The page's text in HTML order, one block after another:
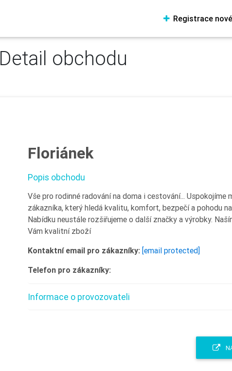
Registrace
Detail obchodu
Floriánek
Popis obchodu
Vše pro rodinné radování na doma i cestování... Uspokojíme
zákazníka, který hledá kvalitu, komfort, bezpečí a pohodu
Nabídku neustále rozšiřujeme o další značky a výrobky.
Vám kvalitní zboží
Kontaktní email pro zákazníky: [email protected]
Telefon pro zákazníky:
Informace o provozovateli